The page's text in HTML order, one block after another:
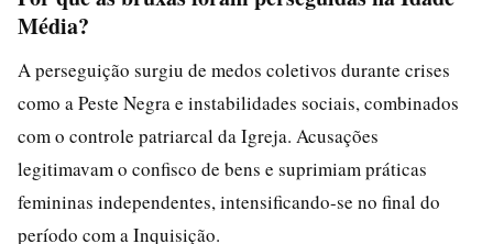
Média?
A perseguição surgiu de medos coletivos durante crises
como a Peste Negra e instabilidades sociais, combinados
com o controle patriarcal da Igreja. Acusações
legitimavam o confisco de bens e suprimiam práticas
femininas independentes, intensificando-se no final do
período com a Inquisição.